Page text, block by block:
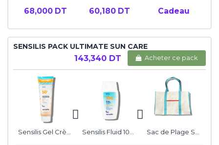
68,000 DT 60,180 DT Cadeau
SENSILIS PACK ULTIMATE SUN CARE
143,340 DT Acheter ce pack